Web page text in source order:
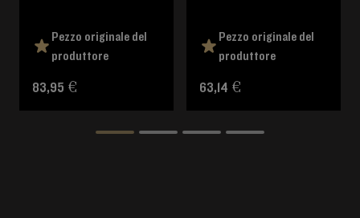
Pezzo originale del
produttore
83,95 €
Pezzo originale del
produttore
63,14 €